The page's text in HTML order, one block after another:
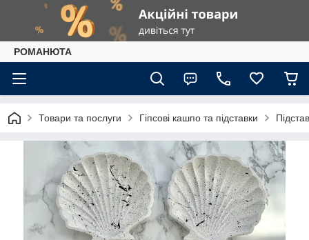
РОМАНЮТА
Товари та послуги Гіпсові кашпо та підставки